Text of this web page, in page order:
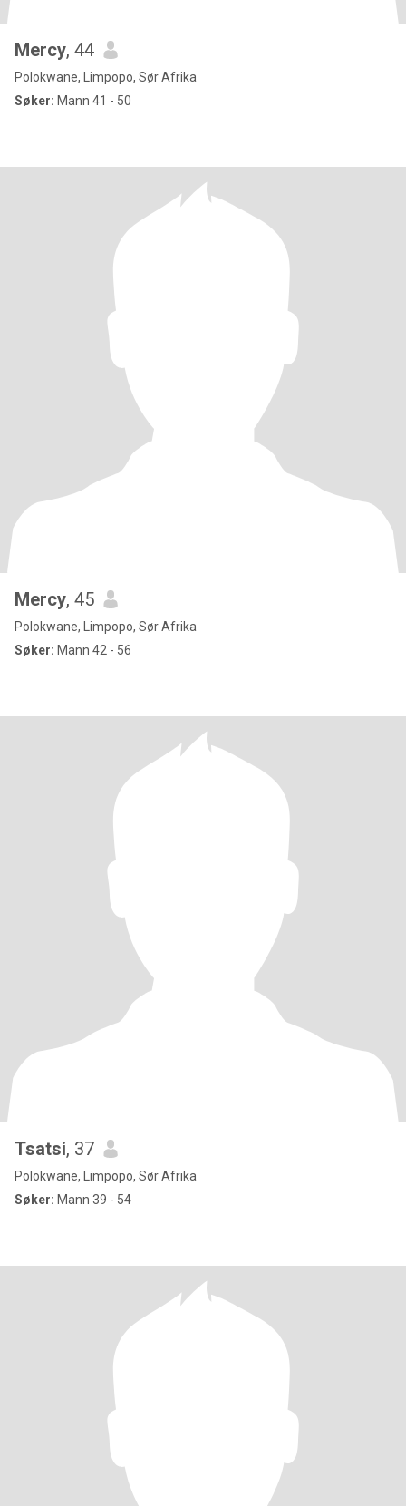
Mercy, 44
Polokwane, Limpopo, Sør Afrika
Søker: Mann 41 - 50
Mercy, 45
Polokwane, Limpopo, Sør Afrika
Søker: Mann 42 - 56
Tsatsi, 37
Polokwane, Limpopo, Sør Afrika
Søker: Mann 39 - 54